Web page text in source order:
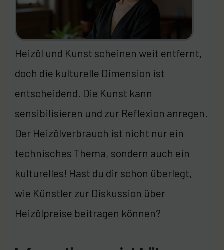
Heizöl und Kunst scheinen weit entfernt,
doch die kulturelle Dimension ist
entscheidend. Die Kunst kann
sensibilisieren und zur Reflexion anregen.
Der Heizölverbrauch ist nicht nur ein
technisches Thema, sondern auch ein
kulturelles! Hast du dir schon überlegt,
wie Künstler zur Diskussion über
Heizölpreise beitragen können?